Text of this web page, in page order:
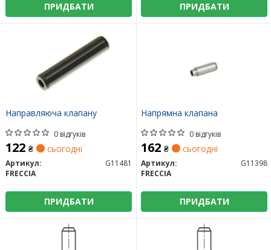
ПРИДБАТИ ПРИДБАТИ
Направляюча клапану
0 відгуків
122 ₴ сьогодні
Артикул:
G11481
FRECCIA
ПРИДБАТИ
Напрямна клапана
0 відгуків
162 ₴ сьогодні
Артикул:
G11398
FRECCIA
ПРИДБАТИ